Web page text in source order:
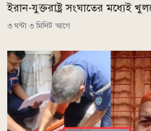
ইরান-যুক্তরাষ্ট্র সংঘাতের মধ্যেই
৩ ঘন্টা ৩ মিনিট আগে